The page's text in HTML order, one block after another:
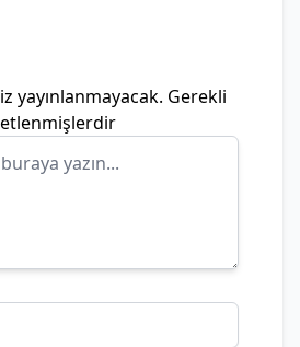
yayınlanmayacak. Gerekli